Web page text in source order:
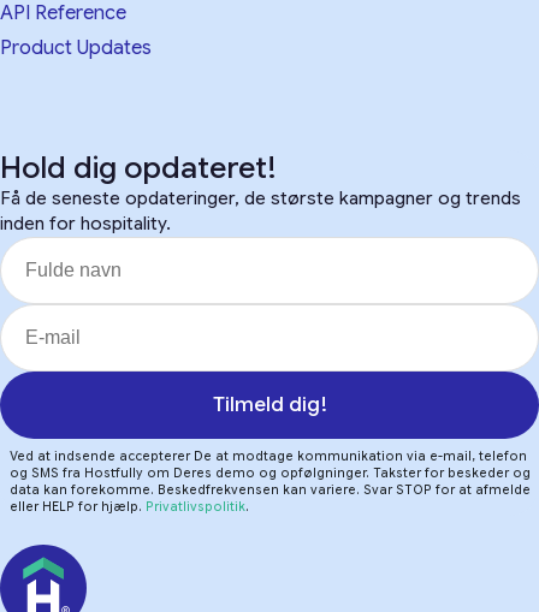
API Reference
Product Updates
Hold dig opdateret!
Få de seneste opdateringer, de største kampagner og trends
inden for hospitality.
Tilmeld dig!
Ved at indsende accepterer De at modtage kommunikation via e-mail, telefon
og SMS fra Hostfully om Deres demo og opfølgninger. Takster for beskeder og
data kan forekomme. Beskedfrekvensen kan variere. Svar STOP for at afmelde
eller HELP for hjælp. Privatlivspolitik.